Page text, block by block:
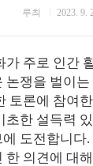
루츼 2023. 9.
가 주로 인간
논쟁을 벌이
토론에 참여
초한 설득력
도전합니다
한 의견에 대